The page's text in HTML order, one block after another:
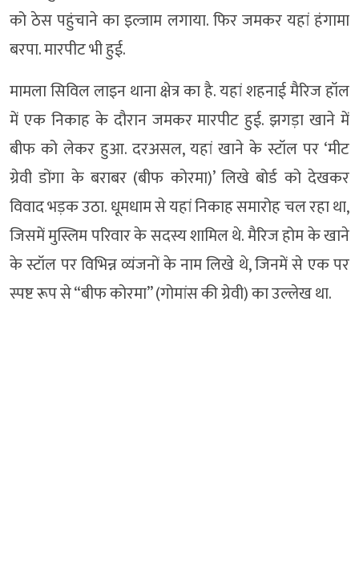
को ठेस पहुंचाने का इल्जाम लगाया. फिर जमकर यहां हंगामा
बरपा. मारपीट भी हुई.
मामला सिविल लाइन थाना क्षेत्र का है. यहां शहनाई मैरिज हॉल
में एक निकाह के दौरान जमकर मारपीट हुई. झगड़ा खाने में
बीफ को लेकर हुआ. दरअसल, यहां खाने के स्टॉल पर ‘मीट
ग्रेवी डोंगा के बराबर (बीफ कोरमा)’ लिखे बोर्ड को देखकर
विवाद भड़क उठा. धूमधाम से यहां निकाह समारोह चल रहा था,
जिसमें मुस्लिम परिवार के सदस्य शामिल थे. मैरिज होम के खाने
के स्टॉल पर विभिन्न व्यंजनों के नाम लिखे थे, जिनमें से एक पर
स्पष्ट रूप से “बीफ कोरमा” (गोमांस की ग्रेवी) का उल्लेख था.